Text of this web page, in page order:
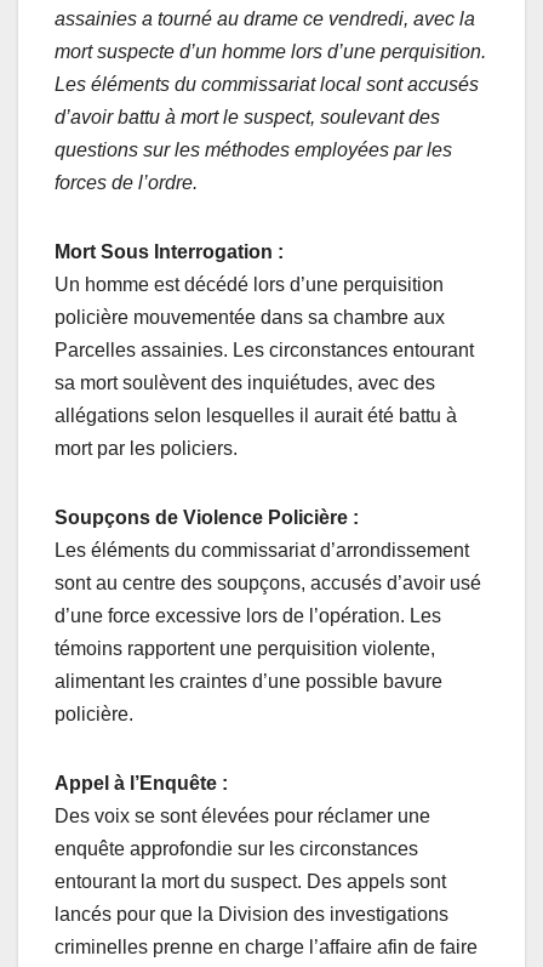
assainies a tourné au drame ce vendredi, avec la
mort suspecte d’un homme lors d’une perquisition.
Les éléments du commissariat local sont accusés
d’avoir battu à mort le suspect, soulevant des
questions sur les méthodes employées par les
forces de l’ordre.
Mort Sous Interrogation :
Un homme est décédé lors d’une perquisition
policière mouvementée dans sa chambre aux
Parcelles assainies. Les circonstances entourant
sa mort soulèvent des inquiétudes, avec des
allégations selon lesquelles il aurait été battu à
mort par les policiers.
Soupçons de Violence Policière :
Les éléments du commissariat d’arrondissement
sont au centre des soupçons, accusés d’avoir usé
d’une force excessive lors de l’opération. Les
témoins rapportent une perquisition violente,
alimentant les craintes d’une possible bavure
policière.
Appel à l’Enquête :
Des voix se sont élevées pour réclamer une
enquête approfondie sur les circonstances
entourant la mort du suspect. Des appels sont
lancés pour que la Division des investigations
criminelles prenne en charge l’affaire afin de faire